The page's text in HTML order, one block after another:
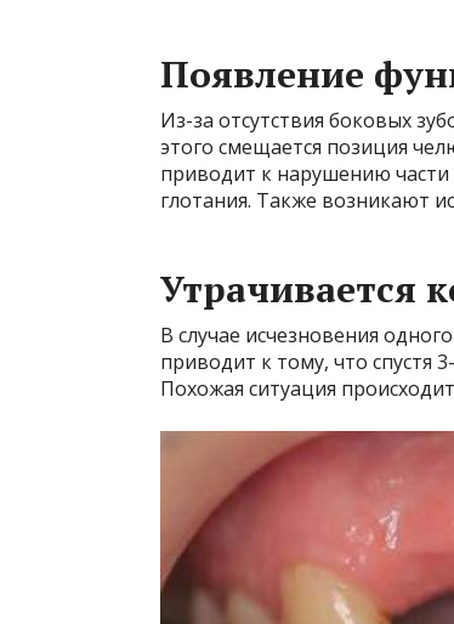
Появление
Из-за отсутствия боковых
этого смещается позиция
приводит к нарушению
глотания. Также возникают
Утрачивается
В случае исчезновения
приводит к тому, что спустя
Похожая ситуация